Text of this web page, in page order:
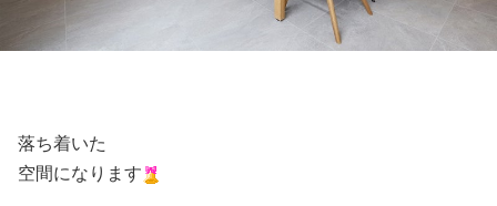
落ち着いた
空間になります